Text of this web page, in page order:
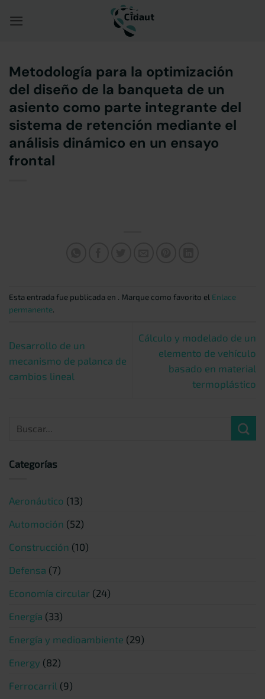
Metodología para la optimización
del diseño de la banqueta de un
asiento como parte integrante del
sistema de retención mediante el
análisis dinámico en un ensayo
frontal
Esta entrada fue publicada en . Marque como favorito el Enlace
permanente.
Desarrollo de un
mecanismo de palanca de
cambios lineal
Cálculo y modelado de un
elemento de vehículo
basado en material
termoplástico
Categorías
Aeronáutico (13)
Automoción (52)
Construcción (10)
Defensa (7)
Economía circular (24)
Energía (33)
Energía y medioambiente (29)
Energy (82)
Ferrocarril (9)